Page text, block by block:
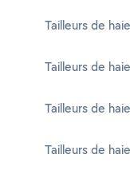
Tailleurs de
Tailleurs de
Tailleurs de
Tailleurs de